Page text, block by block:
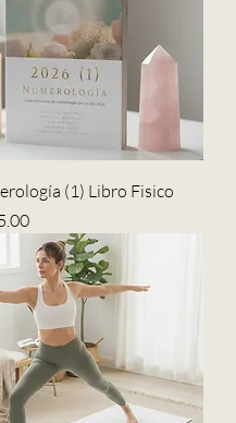
(1) Libro Fisico
Price